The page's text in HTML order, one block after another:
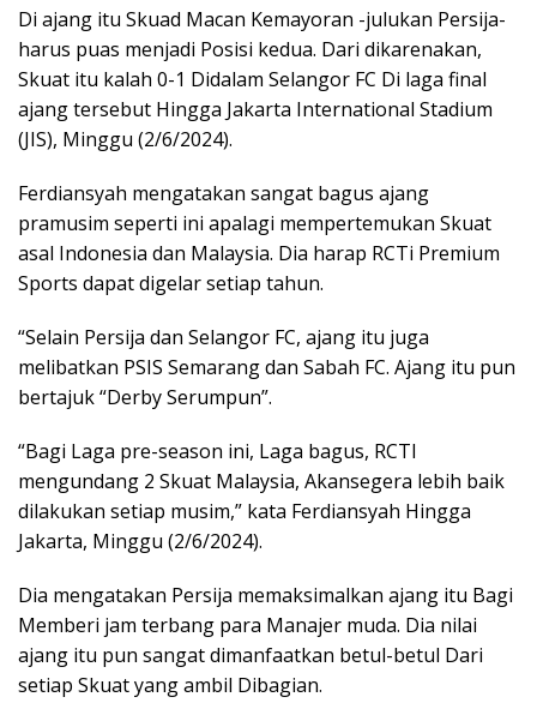
Di ajang itu Skuad Macan Kemayoran -julukan Persija-
harus puas menjadi Posisi kedua. Dari dikarenakan,
Skuat itu kalah 0-1 Didalam Selangor FC Di laga final
ajang tersebut Hingga Jakarta International Stadium
(JIS), Minggu (2/6/2024).
Ferdiansyah mengatakan sangat bagus ajang
pramusim seperti ini apalagi mempertemukan Skuat
asal Indonesia dan Malaysia. Dia harap RCTi Premium
Sports dapat digelar setiap tahun.
“Selain Persija dan Selangor FC, ajang itu juga
melibatkan PSIS Semarang dan Sabah FC. Ajang itu pun
bertajuk “Derby Serumpun”.
“Bagi Laga pre-season ini, Laga bagus, RCTI
mengundang 2 Skuat Malaysia, Akansegera lebih baik
dilakukan setiap musim,” kata Ferdiansyah Hingga
Jakarta, Minggu (2/6/2024).
Dia mengatakan Persija memaksimalkan ajang itu Bagi
Memberi jam terbang para Manajer muda. Dia nilai
ajang itu pun sangat dimanfaatkan betul-betul Dari
setiap Skuat yang ambil Dibagian.